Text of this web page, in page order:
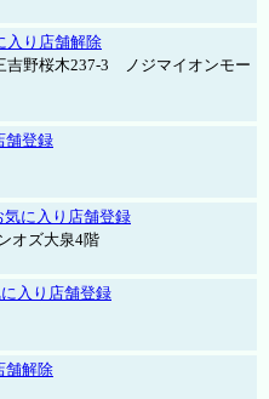
入り店舗解除
吉野桜木237-3 ノジマイオンモー
舗登録
気に入り店舗登録
オズ大泉4階
入り店舗登録
舗解除